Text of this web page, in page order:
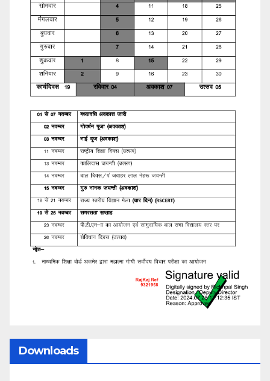
Downloads